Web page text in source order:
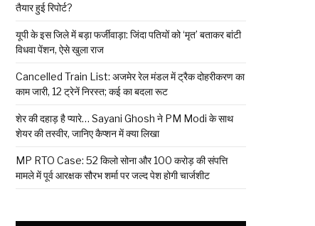
तैयार हुई रिपोर्ट?
यूपी के इस जिले में बड़ा फर्जीवाड़ा: जिंदा पतियों को ‘मृत’ बताकर बांटी
विधवा पेंशन, ऐसे खुला राज
Cancelled Train List: अजमेर रेल मंडल में ट्रैक दोहरीकरण का
काम जारी, 12 ट्रेनें निरस्त; कई का बदला रूट
शेर की दहाड़ है प्यारे… Sayani Ghosh ने PM Modi के साथ
शेयर की तस्वीर, जानिए कैप्शन में क्या लिखा
MP RTO Case: 52 किलो सोना और 100 करोड़ की संपत्ति
मामले में पूर्व आरक्षक सौरभ शर्मा पर जल्द पेश होगी चार्जशीट